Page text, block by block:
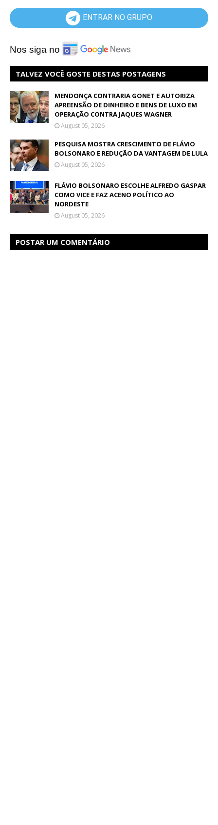
ENTRAR NO GRUPO
Nos siga no
TALVEZ VOCÊ GOSTE DESTAS POSTAGENS
MENDONÇA CONTRARIA GONET E AUTORIZA
APREENSÃO DE DINHEIRO E BENS DE LUXO EM
OPERAÇÃO CONTRA JAQUES WAGNER
August 05, 2026
PESQUISA MOSTRA CRESCIMENTO DE FLÁVIO
BOLSONARO E REDUÇÃO DA VANTAGEM DE LULA
August 05, 2026
FLÁVIO BOLSONARO ESCOLHE ALFREDO GASPAR
COMO VICE E FAZ ACENO POLÍTICO AO
NORDESTE
August 05, 2026
POSTAR UM COMENTÁRIO